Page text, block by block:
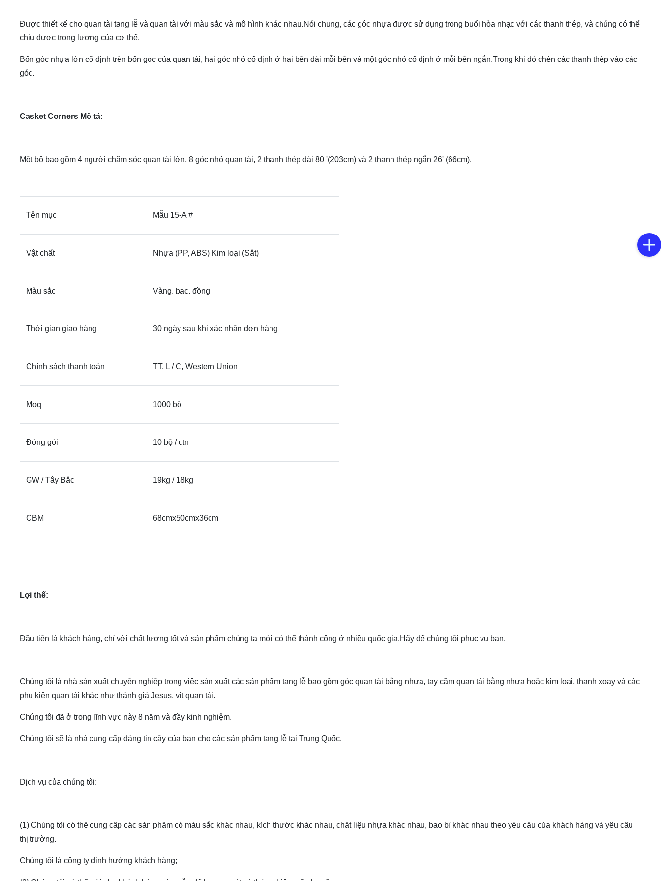
Được thiết kế cho quan tài tang lễ và quan tài với màu sắc và mô hình khác nhau.Nói chung, các góc nhựa được sử dụng trong buổi hòa nhạc với các thanh thép, và chúng có thể
chịu được trọng lượng của cơ thể.
Bốn góc nhựa lớn cố định trên bốn góc của quan tài, hai góc nhỏ cố định ở hai bên dài mỗi bên và một góc nhỏ cố định ở mỗi bên ngắn.Trong khi đó chèn các thanh thép vào các
góc.
Casket Corners Mô tả:
Một bộ bao gồm 4 người chăm sóc quan tài lớn, 8 góc nhỏ quan tài, 2 thanh thép dài 80 '(203cm) và 2 thanh thép ngắn 26' (66cm).
Tên mục Mẫu 15-A #
Vật chất Nhựa (PP, ABS) Kim loại (Sắt)
Màu sắc Vàng, bạc, đồng
Thời gian giao hàng 30 ngày sau khi xác nhận đơn hàng
Chính sách thanh toán TT, L / C, Western Union
Moq 1000 bộ
Đóng gói 10 bộ / ctn
GW / Tây Bắc 19kg / 18kg
CBM 68cmx50cmx36cm
Lợi thế:
Đầu tiên là khách hàng, chỉ với chất lượng tốt và sản phẩm chúng ta mới có thể thành công ở nhiều quốc gia.Hãy để chúng tôi phục vụ bạn.
Chúng tôi là nhà sản xuất chuyên nghiệp trong việc sản xuất các sản phẩm tang lễ bao gồm góc quan tài bằng nhựa, tay cầm quan tài bằng nhựa hoặc kim loại, thanh xoay và các
phụ kiện quan tài khác như thánh giá Jesus, vít quan tài.
Chúng tôi đã ở trong lĩnh vực này 8 năm và đầy kinh nghiệm.
Chúng tôi sẽ là nhà cung cấp đáng tin cậy của bạn cho các sản phẩm tang lễ tại Trung Quốc.
Dịch vụ của chúng tôi:
(1) Chúng tôi có thể cung cấp các sản phẩm có màu sắc khác nhau, kích thước khác nhau, chất liệu nhựa khác nhau, bao bì khác nhau theo yêu cầu của khách hàng và yêu cầu
thị trường.
Chúng tôi là công ty định hướng khách hàng;